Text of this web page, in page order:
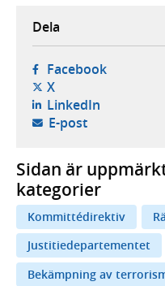
Dela
Facebook- öppnas
X- öppnas i ny flik,
LinkedIn- öppnas i
E-post- öppnar din
Sidan är
kategorier
Kommittédirektiv
Justitiedepartementet
Bekämpning av